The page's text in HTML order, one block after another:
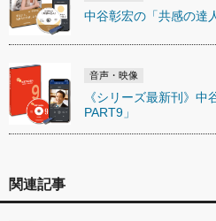
中谷彰宏の「共感の達
音声・映像
《シリーズ最新刊》中
PART9」
関連記事